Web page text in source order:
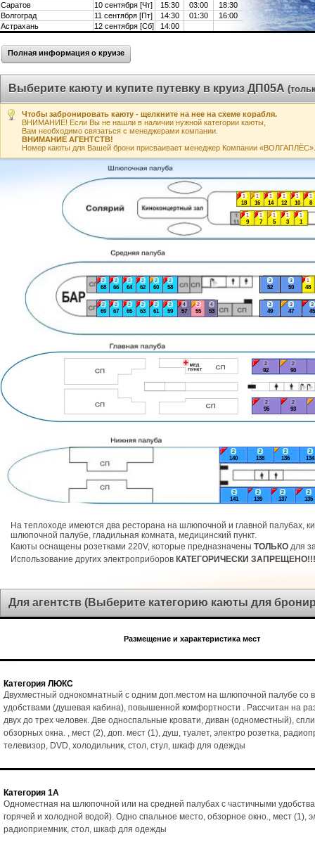
Саратов
10 сентября [Чт] 15:30 03:00
18:30
Волгоград
11 сентября [Пт] 14:30 01:30
16:00
Астрахань
12 сентября [Сб] 14:00
Полная информация о круизе
Выберите каюту и купите путевку в круиз ДП05А
Чтобы забронировать каюту - щелкните на нее на схеме корабля.
ВНИМАНИЕ! Если Вы не нашли в наличии нужной категории каюты,
Вам необходимо связаться с менеджерами компании.
ВНИМАНИЕ АГЕНТСТВ!
Номер каюты для Вашей брони присваивает менеджер Компании «ВОЛГАПЛЁС».
1
1
1
10
1
12
2
134
2
135
2
136
2
137
2
138
2
139
1
14
2
140
2
141
1
16
1
18
1
3
3
45
3
47
1
48
3
49
1
5
3
50
3
52
4
53
2
55
4
57
2
58
2
59
2
60
2
61
2
62
2
63
2
64
2
65
2
66
2
67
2
68
2
69
1
7
1
8
1
9
2
90
2
92
2
93
2
95
На теплоходе имеются два ресторана на шлюпочной и главной палубах,
шлюпочной палубе, гладильная комната, медицинский пункт.
Каюты оснащены розетками 220V, которые предназначены ТОЛЬКО для
Использование других электроприборов КАТЕГОРИЧЕСКИ ЗАПРЕЩЕНО!!!
Для агентств (Выберите категорию каюты для
Размещение и характеристика мест
Категория ЛЮКС
Двухместный однокомнатный с одним доп.местом на шлюпочной палубе со
удобствами (душевая кабина), повышенной комфортности . Рассчитан на
двух до трех человек. Две односпальные кровати, диван (одноместный),
обзорных окна. , мест (2), доп. мест (1), душ, туалет, электро розетка,
телевизор, DVD, холодильник, стол, стул, шкаф для одежды
Категория 1А
Одноместная на шлюпочной или на средней палубах с частичными
горячей и холодной водой). Одно спальное место, обзорное окно., мест (1),
радиоприемник, стол, шкаф для одежды